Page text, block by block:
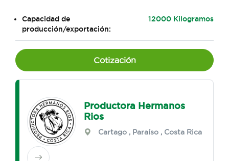
Capacidad de
producción/exportación:
12000 Kilogramos
Cotización
Productora Hermanos
Rios
Cartago , Paraíso , Costa Rica